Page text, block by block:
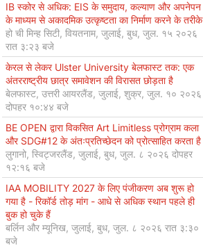
IB स्कोर से अधिक: EIS के समुदाय, कल्याण और अपनेपन
के माध्यम से अकादमिक उत्कृष्टता का निर्माण करने के तरीके
हो ची मिन्ह सिटी, वियतनाम, जुलाई, बुध, जुल. १५ २०२६
रात ३:२३ बजे
केरल से लेकर Ulster University बेलफास्ट तक: एक
अंतरराष्ट्रीय छात्र समावेशन की विरासत छोड़ता है
बेलफास्ट, उत्तरी आयरलैंड, जुलाई, शुक्र, जुल. १० २०२६
दोपहर १०:४४ बजे
BE OPEN द्वारा विकसित Art Limitless प्रोग्राम कला
और SDG#12 के अंतःप्रतिच्छेदन को प्रोत्साहित करता है
लुगानो, स्विट्जरलैंड, जुलाई, बुध, जुल. ८ २०२६ दोपहर
१२:१६ बजे
IAA MOBILITY 2027 के लिए पंजीकरण अब शुरू हो
गया है - रिकॉर्ड तोड़ मांग - आधे से अधिक स्थान पहले ही
बुक हो चुके हैं
बर्लिन और म्यूनिख, जुलाई, बुध, जुल. ८ २०२६ रात ३:३०
बजे